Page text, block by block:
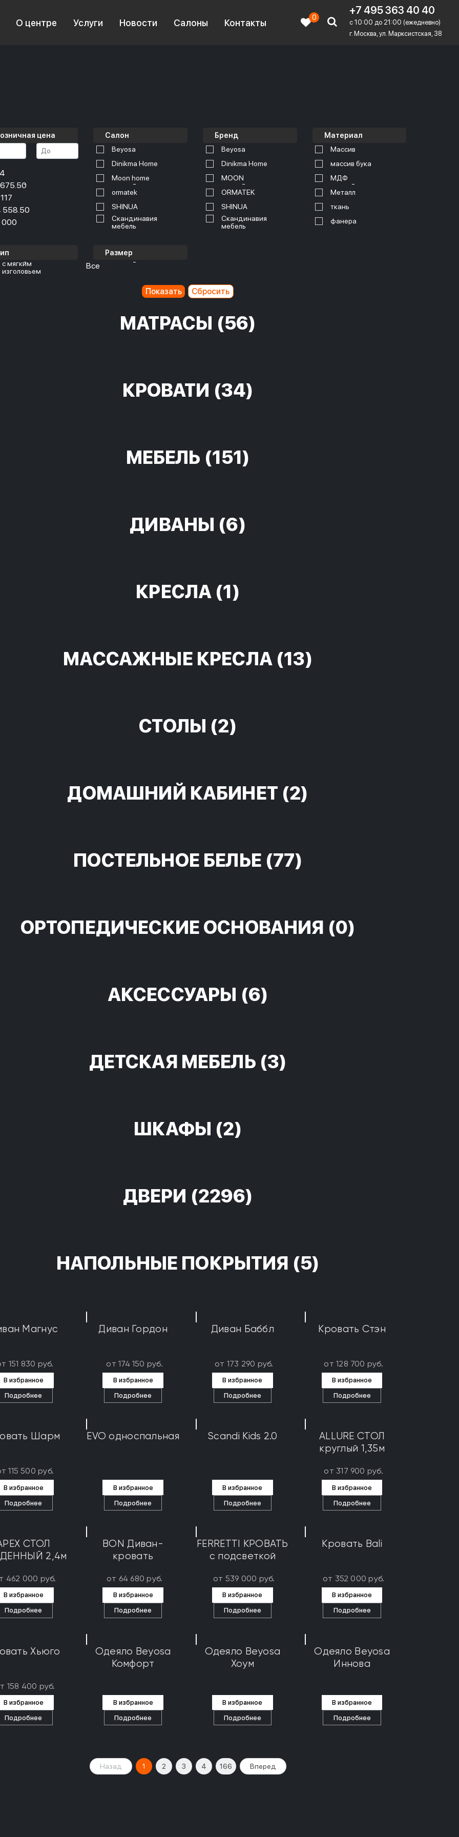
О центре Услуги Новости Салоны Контакты
0
+7 495 363 40 40
c 10:00 до 21:00 (ежедневно)
г. Москва, ул. Марксистская, 38
цена Салон
Beyosa
Dinikma Home
Moon home
ormatek
SHINUA
Скандинавия
мебель
Бренд
Beyosa
Dinikma Home
MOON
ORMATEK
SHINUA
Скандинавия
мебель
Материал
Массив
массив бука
МДФ
Металл
ткань
фанера
с мягким
изголовьем
Размер
Все
МАТРАСЫ (56)
КРОВАТИ (34)
МЕБЕЛЬ (151)
ДИВАНЫ (6)
КРЕСЛА (1)
МАССАЖНЫЕ КРЕСЛА (13)
СТОЛЫ (2)
ДОМАШНИЙ КАБИНЕТ (2)
ПОСТЕЛЬНОЕ БЕЛЬЕ (77)
ОРТОПЕДИЧЕСКИЕ ОСНОВАНИЯ (0)
АКСЕССУАРЫ (6)
ДЕТСКАЯ МЕБЕЛЬ (3)
ШКАФЫ (2)
ДВЕРИ (2296)
НАПОЛЬНЫЕ ПОКРЫТИЯ (5)
Магнус
151 830 руб.
В избранное
Подробнее
Диван Гордон
от 174 150 руб.
В избранное
Подробнее
Диван Баббл
от 173 290 руб.
В избранное
Подробнее
Кровать Стэн
от 128 700 руб.
В избранное
Подробнее
Шарм
115 500 руб.
В избранное
Подробнее
EVO односпальная
В избранное
Подробнее
Scandi Kids 2.0
В избранное
Подробнее
ALLURE СТОЛ
круглый 1,35м
от 317 900 руб.
В избранное
Подробнее
СТОЛ
2,4м
462 000 руб.
В избранное
Подробнее
BON Диван-
кровать
от 64 680 руб.
В избранное
Подробнее
FERRETTI КРОВАТЬ
с подсветкой
от 539 000 руб.
В избранное
Подробнее
Кровать Bali
от 352 000 руб.
В избранное
Подробнее
Хьюго
158 400 руб.
В избранное
Подробнее
Одеяло Beyosa
Комфорт
В избранное
Подробнее
Одеяло Beyosa
Хоум
В избранное
Подробнее
Одеяло Beyosa
Иннова
В избранное
Подробнее
Назад 1 2 3 4 166 Вперед